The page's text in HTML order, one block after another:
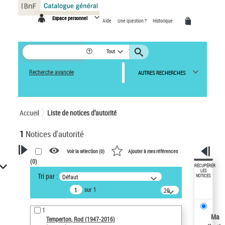
Espace personnel Aide Une question ? Historique
Tout
Recherche avancée AUTRES RECHERCHES
Accueil Liste de notices d’autorité
1 Notices d'autorité
VOTRE RECHERCHE
Recherche avancée dans les
notices d’autorité
Œuvres liées à l'auteur :
Temperton, Rod (1947-2016)
Voir la sélection (0) Ajouter à mes références
(0)
Tri par : Défaut
sur 1
20
résultats/page
1
Temperton, Rod (1947-2016)
RÉCUPÉRER
LES
NOTICES
Ma
Panneau de gestion des cookies